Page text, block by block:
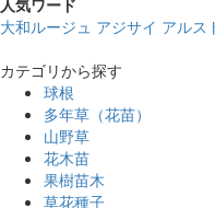
人気ワード
大和ルージュ アジサイ アルス
カテゴリから探す
球根
多年草（花苗）
山野草
花木苗
果樹苗木
草花種子